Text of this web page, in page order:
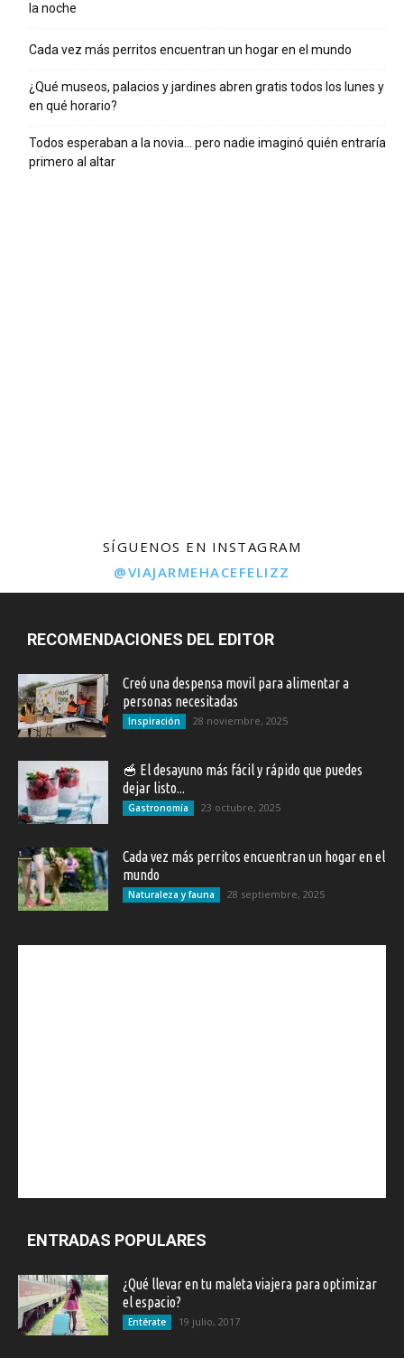
la noche
Cada vez más perritos encuentran un hogar en el mundo
¿Qué museos, palacios y jardines abren gratis todos los lunes y
en qué horario?
Todos esperaban a la novia… pero nadie imaginó quién entraría
primero al altar
SÍGUENOS EN INSTAGRAM
@VIAJARMEHACEFELIZZ
RECOMENDACIONES DEL EDITOR
Creó una despensa movil para alimentar a
personas necesitadas
Inspiración 28 noviembre, 2025
🥣 El desayuno más fácil y rápido que puedes
dejar listo...
Gastronomía 23 octubre, 2025
Cada vez más perritos encuentran un hogar en el
mundo
Naturaleza y fauna 28 septiembre, 2025
ENTRADAS POPULARES
¿Qué llevar en tu maleta viajera para optimizar
el espacio?
Entérate 19 julio, 2017